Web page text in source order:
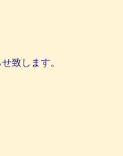
致します。